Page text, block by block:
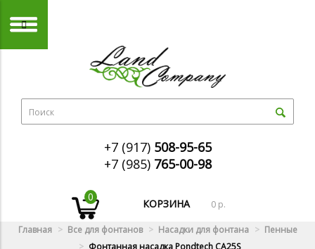
+7 (917) 508-95-65
+7 (985) 765-00-98
0
КОРЗИНА 0 р.
Главная Все для фонтанов Насадки для фонтана
Пенные